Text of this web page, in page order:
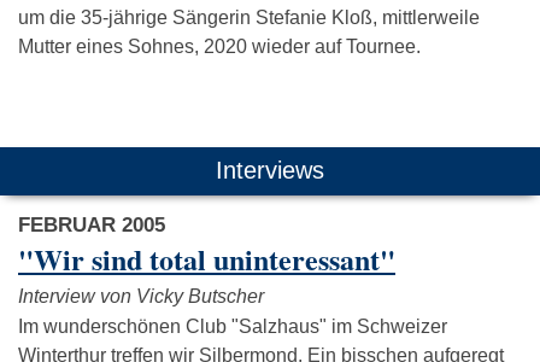
um die 35-jährige Sängerin Stefanie Kloß, mittlerweile
Mutter eines Sohnes, 2020 wieder auf Tournee.
Das könnte Dich auch interessieren:
Interviews
FEBRUAR 2005
"Wir sind total uninteressant"
Interview von Vicky Butscher
Im wunderschönen Club "Salzhaus" im Schweizer
Winterthur treffen wir Silbermond. Ein bisschen aufgeregt